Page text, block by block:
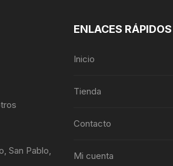
San Pablo,
ENLACES RÁPIDOS
Inicio
Tienda
Contacto
Mi cuenta